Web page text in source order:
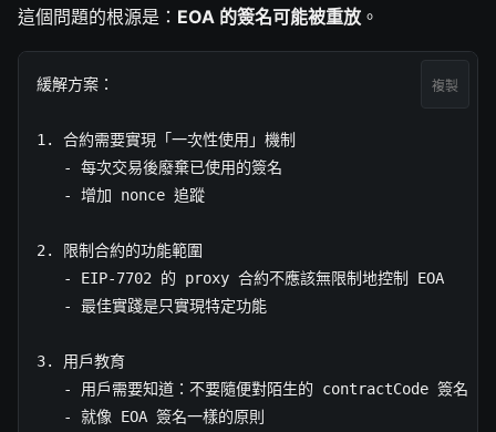
這個問題的根源是： EOA 的簽名可能被重放 。
緩解方案：
1. 合約需要實現「一次性使用」機制
   - 每次交易後廢棄已使用的簽名
   - 增加 nonce 追蹤
2. 限制合約的功能範圍
   - EIP-7702 的 proxy 合約不應該無限制地控制 EOA
   - 最佳實踐是只實現特定功能
3. 用戶教育
   - 用戶需要知道：不要隨便對陌生的 contractCode 簽名
   - 就像 EOA 簽名一樣的原則
複製